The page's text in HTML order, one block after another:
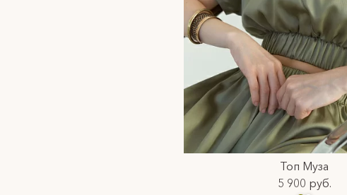
Топ Муза
5 900 руб.